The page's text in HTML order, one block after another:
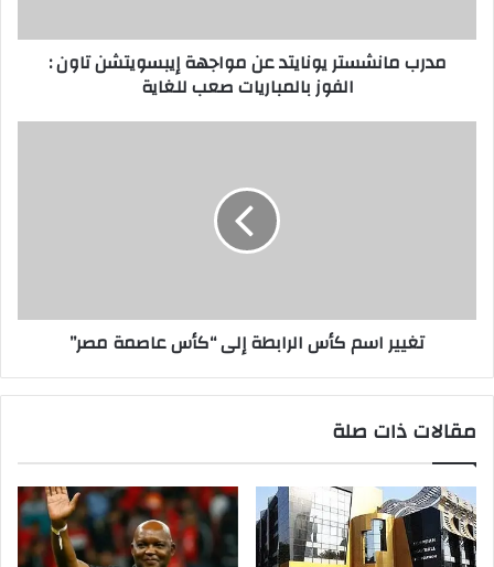
مدرب مانشستر يونايتد عن مواجهة إيبسويتشن تاون :
الفوز بالمباريات صعب للغاية
تغيير اسم كأس الرابطة إلى “كأس عاصمة مصر”
مقالات ذات صلة